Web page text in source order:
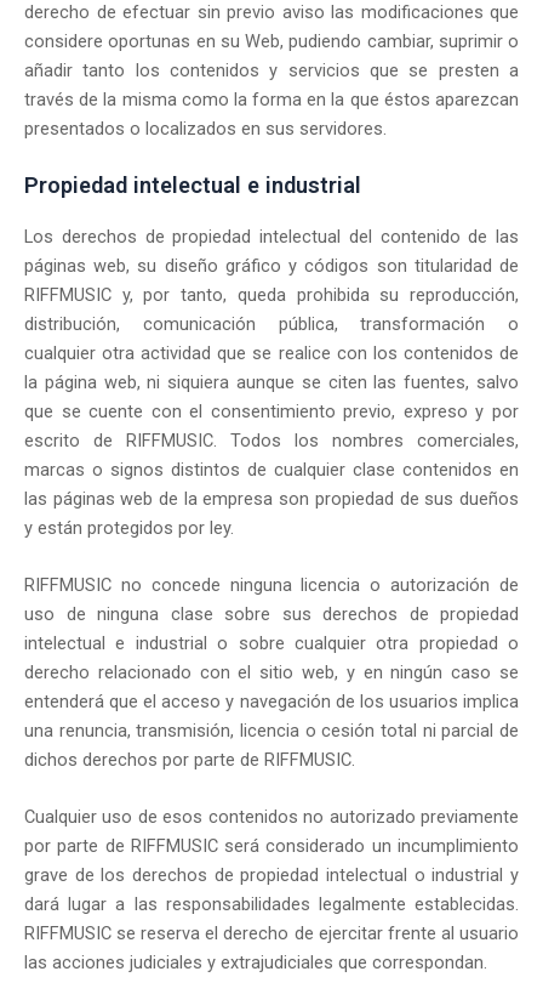
derecho de efectuar sin previo aviso las modificaciones que
considere oportunas en su Web, pudiendo cambiar, suprimir o
añadir tanto los contenidos y servicios que se presten a
través de la misma como la forma en la que éstos aparezcan
presentados o localizados en sus servidores.
Propiedad intelectual e industrial
Los derechos de propiedad intelectual del contenido de las
páginas web, su diseño gráfico y códigos son titularidad de
RIFFMUSIC y, por tanto, queda prohibida su reproducción,
distribución, comunicación pública, transformación o
cualquier otra actividad que se realice con los contenidos de
la página web, ni siquiera aunque se citen las fuentes, salvo
que se cuente con el consentimiento previo, expreso y por
escrito de RIFFMUSIC. Todos los nombres comerciales,
marcas o signos distintos de cualquier clase contenidos en
las páginas web de la empresa son propiedad de sus dueños
y están protegidos por ley.
RIFFMUSIC no concede ninguna licencia o autorización de
uso de ninguna clase sobre sus derechos de propiedad
intelectual e industrial o sobre cualquier otra propiedad o
derecho relacionado con el sitio web, y en ningún caso se
entenderá que el acceso y navegación de los usuarios implica
una renuncia, transmisión, licencia o cesión total ni parcial de
dichos derechos por parte de RIFFMUSIC.
Cualquier uso de esos contenidos no autorizado previamente
por parte de RIFFMUSIC será considerado un incumplimiento
grave de los derechos de propiedad intelectual o industrial y
dará lugar a las responsabilidades legalmente establecidas.
RIFFMUSIC se reserva el derecho de ejercitar frente al usuario
las acciones judiciales y extrajudiciales que correspondan.